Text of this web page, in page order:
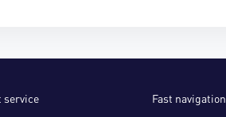
service Fast navigation